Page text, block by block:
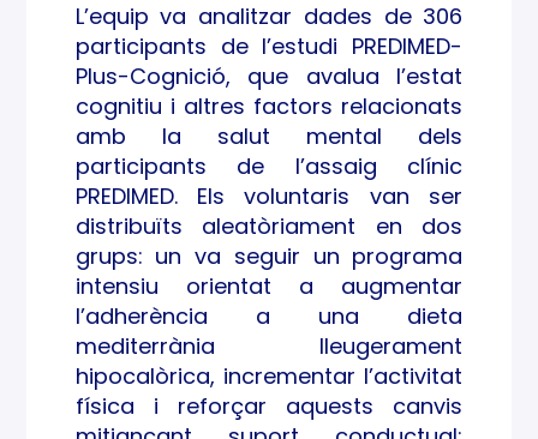
L’equip va analitzar dades de 306
participants de l’estudi PREDIMED-
Plus-Cognició, que avalua l’estat
cognitiu i altres factors relacionats
amb la salut mental dels
participants de l’assaig clínic
PREDIMED. Els voluntaris van ser
distribuïts aleatòriament en dos
grups: un va seguir un programa
intensiu orientat a augmentar
l’adherència a una dieta
mediterrània lleugerament
hipocalòrica, incrementar l’activitat
física i reforçar aquests canvis